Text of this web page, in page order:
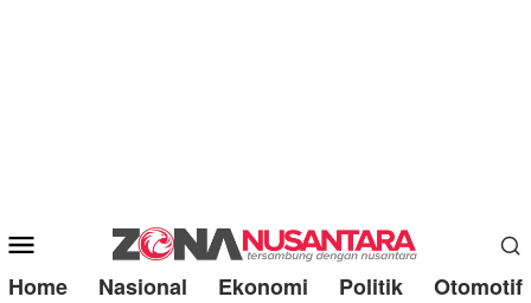
Mobile
Menu
Home Nasional Ekonomi Politik Otomotif